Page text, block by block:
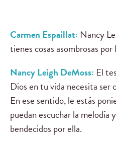
Carmen Espaillat: Nancy
tienes cosas asombrosas
Nancy Leigh DeMoss: El
Dios en tu vida necesita ser
En ese sentido, le estás
puedan escuchar la melodía
bendecidos por ella.